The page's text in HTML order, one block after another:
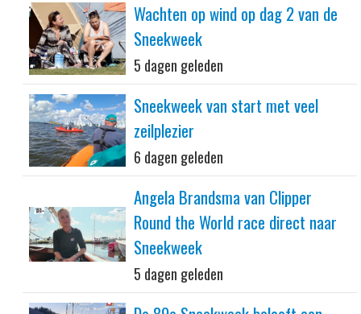
Wachten op wind op dag 2 van de
Sneekweek
5 dagen geleden
Sneekweek van start met veel
zeilplezier
6 dagen geleden
Angela Brandsma van Clipper
Round the World race direct naar
Sneekweek
5 dagen geleden